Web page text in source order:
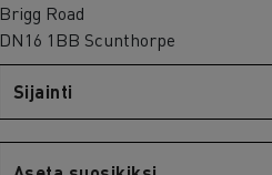
Brigg Road
DN16 1BB Scunthorpe
Sijainti